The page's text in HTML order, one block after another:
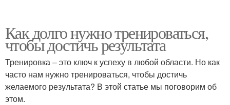
Как долго нужно тренироваться,
чтобы достичь результата
Тренировка – это ключ к успеху в любой области. Но как
часто нам нужно тренироваться, чтобы достичь
желаемого результата? В этой статье мы поговорим об
этом.